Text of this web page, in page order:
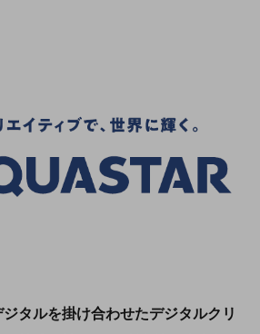
タルを掛け合わせたデジタルクリ